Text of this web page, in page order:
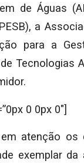
de Águas
a
para a
Tecnologias
0 0px 0″]
atenção os
exemplar da